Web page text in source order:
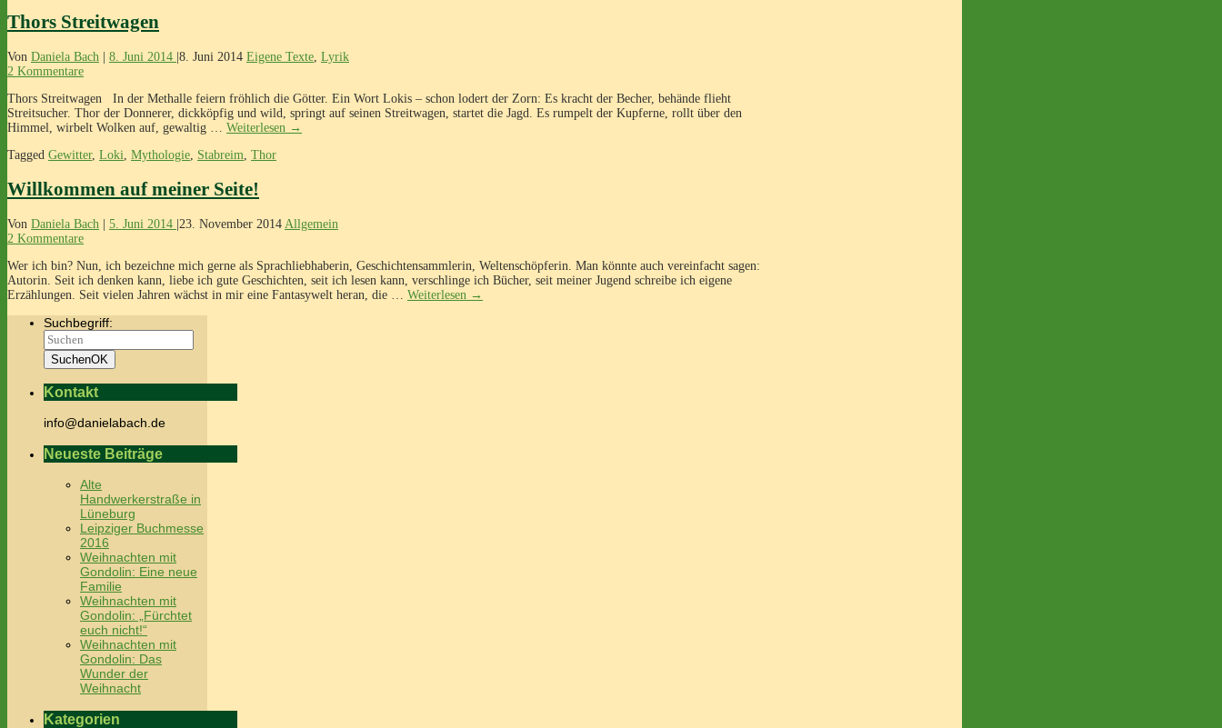
Thors Streitwagen
Von Daniela Bach 8. Juni 2014 8. Juni 2014 Eigene Texte Lyrik
2 Kommentare
Thors Streitwagen In der Methalle feiern fröhlich die Götter. Ein Wort Lokis – schon lodert der Zorn: Es kracht der Becher, behände flieht
Streitsucher. Thor der Donnerer, dickköpfig und wild, springt auf seinen Streitwagen, startet die Jagd. Es rumpelt der Kupferne, rollt über den
Himmel, wirbelt Wolken auf, gewaltig … Weiterlesen →
Tagged Gewitter, Loki Mythologie Stabreim Thor
Willkommen auf meiner Seite!
Von Daniela Bach | 5. Juni 2014 |23. November 2014 Allgemein
2 Kommentare
Wer ich bin? Nun, ich bezeichne mich gerne als Sprachliebhaberin, Geschichtensammlerin, Weltenschöpferin. Man könnte auch vereinfacht sagen:
Autorin. Seit ich denken kann, liebe ich gute Geschichten, seit ich lesen kann, verschlinge ich Bücher, seit meiner Jugend schreibe ich eigene
Erzählungen. Seit vielen Jahren wächst in mir eine Fantasywelt heran, die … Weiterlesen →
Suchbegriff:
SuchenOK
Kontakt
info@danielabach.de
Neueste Beiträge
Alte
Handwerkerstraße in
Lüneburg
Leipziger Buchmesse
2016
Weihnachten mit
Gondolin: Eine neue
Familie
Weihnachten mit
Gondolin: „Fürchtet
euch nicht!“
Weihnachten mit
Gondolin: Das
Wunder der
Weihnacht
Kategorien